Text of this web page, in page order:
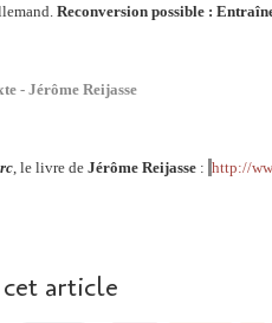
Reconversion possible :
- Jérôme Reijasse
, le livre de Jérôme Reijasse : http://
article